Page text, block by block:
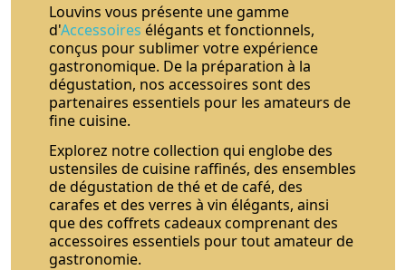
Louvins vous présente une gamme
d'Accessoires élégants et fonctionnels,
conçus pour sublimer votre expérience
gastronomique. De la préparation à la
dégustation, nos accessoires sont des
partenaires essentiels pour les amateurs de
fine cuisine.
Explorez notre collection qui englobe des
ustensiles de cuisine raffinés, des ensembles
de dégustation de thé et de café, des
carafes et des verres à vin élégants, ainsi
que des coffrets cadeaux comprenant des
accessoires essentiels pour tout amateur de
gastronomie.